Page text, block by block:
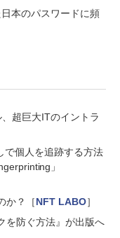
本のパスワードに頻
超巨大ITのイントラ
で個人を追跡する方法
」
か？［NFT LABO］
を防ぐ方法』が出版へ